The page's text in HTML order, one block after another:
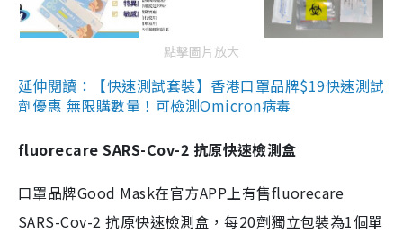
點擊圖片放大
延伸閱讀：【快速測試套裝】香港口罩品牌$19快速測試
劑優惠 無限購數量！可檢測Omicron病毒
fluorecare SARS-Cov-2 抗原快速檢測盒
口罩品牌Good Mask在官方APP上有售fluorecare
SARS-Cov-2 抗原快速檢測盒，每20劑獨立包裝為1個單